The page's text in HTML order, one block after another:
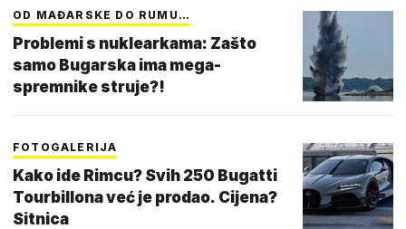
OD MAĐARSKE DO RUMU…
Problemi s nuklearkama: Zašto
samo Bugarska ima mega-
spremnike struje?!
FOTOGALERIJA
Kako ide Rimcu? Svih 250 Bugatti
Tourbillona već je prodao. Cijena?
Sitnica